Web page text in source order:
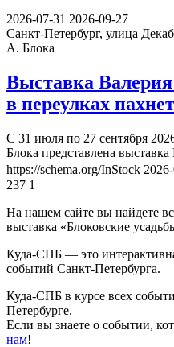
2026-07-31 2026-09-27
Санкт-Петербург, улица
А. Блока
Выставка
в переулках
С 31 июля по 27 сентября
Блока представлена
https://schema.org/InStock
237 1
На нашем сайте вы найдете
выставка «Блоковские
Куда-СПБ — это
событий Санкт-Петербурга.
Куда-СПБ в курсе всех
Петербурге.
Если вы знаете о событии,
нам!